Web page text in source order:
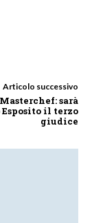
Articolo successivo
sarà
Esposito il terzo
giudice